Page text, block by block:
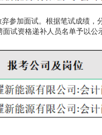
弃参加面试。根据笔试成绩
试资格递补人员名单予以公